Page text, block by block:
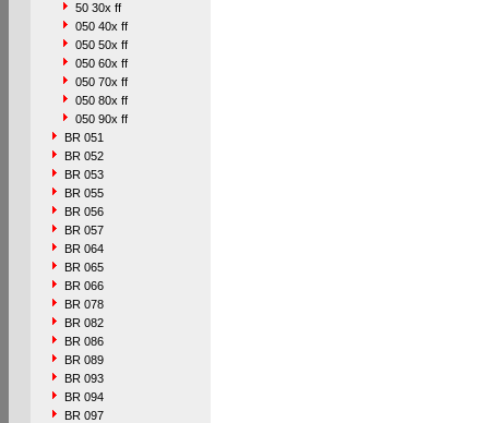
50 30x ff
050 40x ff
050 50x ff
050 60x ff
050 70x ff
050 80x ff
050 90x ff
BR 051
BR 052
BR 053
BR 055
BR 056
BR 057
BR 064
BR 065
BR 066
BR 078
BR 082
BR 086
BR 089
BR 093
BR 094
BR 097